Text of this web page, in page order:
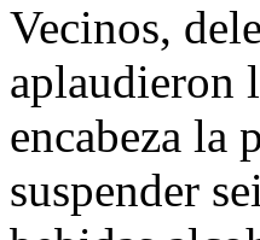
Vecinos,
aplaudieron
encabeza la
suspender